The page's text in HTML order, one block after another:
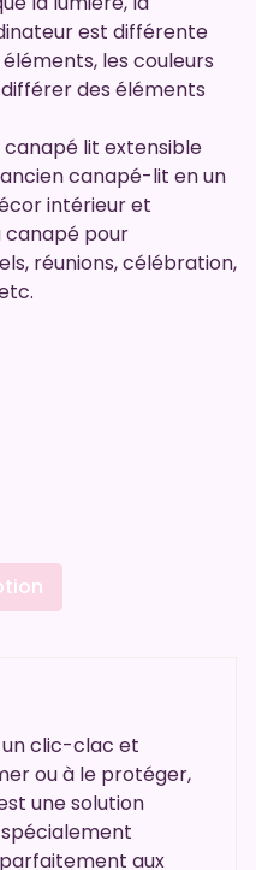
est différente
les couleurs
des éléments
canapé lit extensible
canapé-lit en un
intérieur et
canapé pour
réunions, célébration,
un clic-clac et
ou à le protéger,
une solution
spécialement
aux